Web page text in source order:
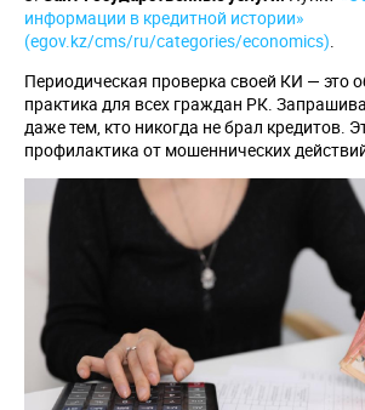
информации в кредитной истории»
(egov.kz/cms/ru/categories/economics).
Периодическая проверка своей КИ — это
практика для всех граждан РК.
даже тем, кто никогда не брал кредитов.
профилактика от мошеннических